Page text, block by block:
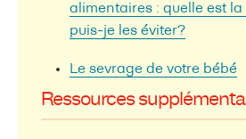
alimentaires : quelle est
puis-je les éviter?
Le sevrage de votre bébé
Ressources